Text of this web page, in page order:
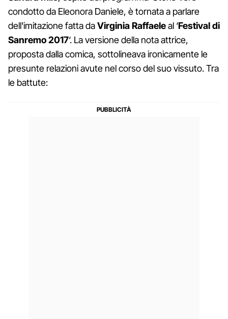
condotto da Eleonora Daniele, è tornata a parlare
dell'imitazione fatta daVirginia Raffaeleal ‘Festival di
Sanremo 2017‘. La versione della nota attrice,
proposta dalla comica, sottolineava ironicamente le
presunte relazioni avute nel corso del suo vissuto. Tra
le battute: